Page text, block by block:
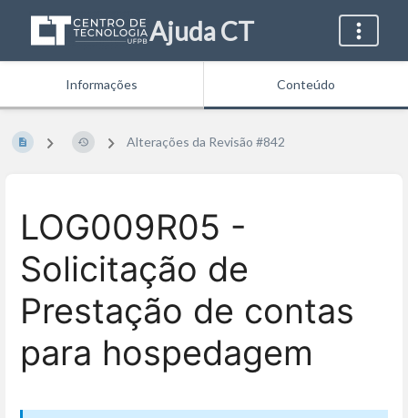
Ajuda CT
Informações Conteúdo
Alterações da Revisão #842
LOG009R05 -
Solicitação de
Prestação de contas
para hospedagem